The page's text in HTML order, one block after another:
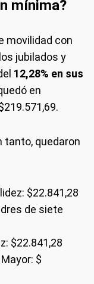
mínima?
movilidad con
jubilados y
12,28% en sus
en
tanto, quedaron
$22.841,28
de siete
$22.841,28
$